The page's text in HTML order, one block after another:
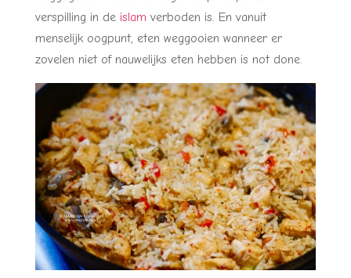
verspilling in de islam verboden is. En vanuit
menselijk oogpunt, eten weggooien wanneer er
zovelen niet of nauwelijks eten hebben is not done.